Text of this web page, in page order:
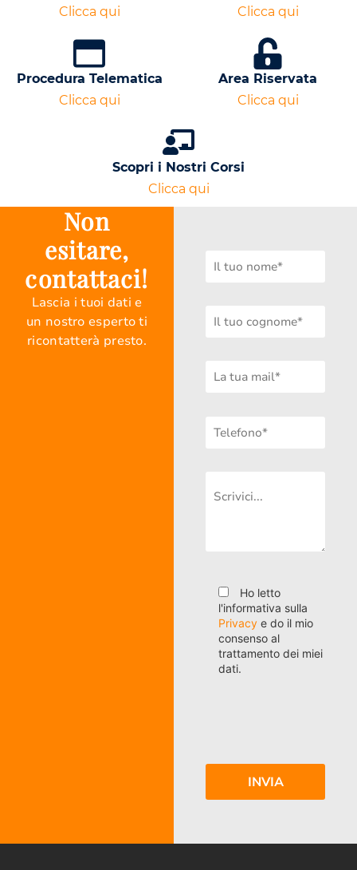
Clicca qui
Clicca qui
Procedura Telematica
Clicca qui
Area Riservata
Clicca qui
Scopri i Nostri Corsi
Clicca qui
Non
esitare,
contattaci!
Lascia i tuoi dati e
un nostro esperto ti
ricontatterà presto.
Ho letto
l'informativa sulla
Privacy e do il mio
consenso al
trattamento dei miei
dati.